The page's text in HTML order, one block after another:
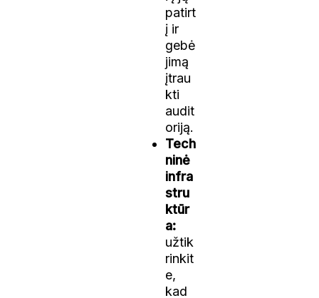
patirt
į ir
gebė
jimą
įtrau
kti
audit
oriją.
Tech
ninė
infra
stru
ktūr
a:
užtik
rinkit
e,
kad